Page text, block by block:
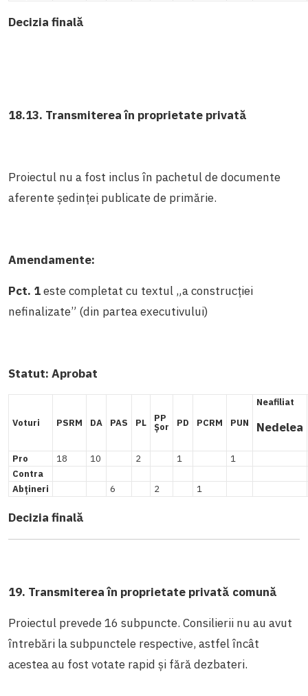
Decizia finală
18.13. Transmiterea în proprietate privată
Proiectul nu a fost inclus în pachetul de documente
aferente ședinței publicate de primărie.
Amendamente:
Pct. 1este completat cu textul „a construcției
nefinalizate” (din partea executivului)
Statut: Aprobat
Voturi PSRM DA PAS PL PP
Șor PD PCRM PUN
Neafiliat
Nedelea
Pro 18 10 2 1
1
Contra
Abțineri
6 2 1
Decizia finală
19. Transmiterea în proprietate privată comună
Proiectul prevede 16 subpuncte. Consilierii nu au avut
întrebări la subpunctele respective, astfel încât
acestea au fost votate rapid și fără dezbateri.